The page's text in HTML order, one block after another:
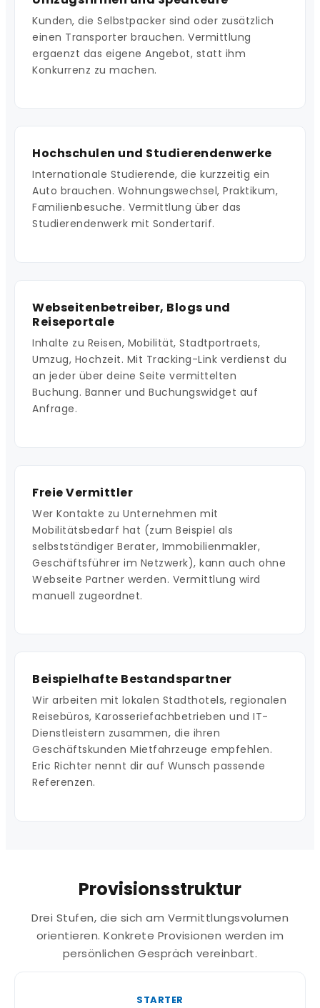
Kunden, die Selbstpacker sind oder zusätzlich
einen Transporter brauchen. Vermittlung
ergaenzt das eigene Angebot, statt ihm
Konkurrenz zu machen.
Hochschulen und Studierendenwerke
Internationale Studierende, die kurzzeitig ein
Auto brauchen. Wohnungswechsel, Praktikum,
Familienbesuche. Vermittlung über das
Studierendenwerk mit Sondertarif.
Webseitenbetreiber, Blogs und
Reiseportale
Inhalte zu Reisen, Mobilität, Stadtportraets,
Umzug, Hochzeit. Mit Tracking-Link verdienst du
an jeder über deine Seite vermittelten
Buchung. Banner und Buchungswidget auf
Anfrage.
Freie Vermittler
Wer Kontakte zu Unternehmen mit
Mobilitätsbedarf hat (zum Beispiel als
selbstständiger Berater, Immobilienmakler,
Geschäftsführer im Netzwerk), kann auch ohne
Webseite Partner werden. Vermittlung wird
manuell zugeordnet.
Beispielhafte Bestandspartner
Wir arbeiten mit lokalen Stadthotels, regionalen
Reisebüros, Karosseriefachbetrieben und IT-
Dienstleistern zusammen, die ihren
Geschäftskunden Mietfahrzeuge empfehlen.
Eric Richter nennt dir auf Wunsch passende
Referenzen.
Provisionsstruktur
Drei Stufen, die sich am Vermittlungsvolumen
orientieren. Konkrete Provisionen werden im
persönlichen Gespräch vereinbart.
STARTER